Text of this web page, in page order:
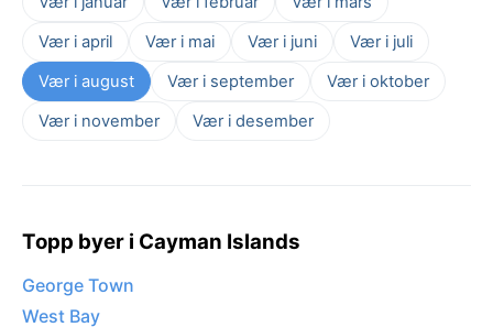
Vær i april
Vær i mai Vær i juni
Vær i juli
Vær i august
Vær i september
Vær i oktober
Vær i november
Vær i desember
Topp byer i Cayman Islands
George Town
West Bay